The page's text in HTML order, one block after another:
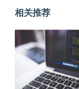
相关推荐